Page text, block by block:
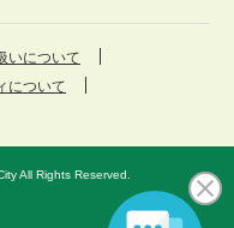
いについて
について
All Rights Reserved.